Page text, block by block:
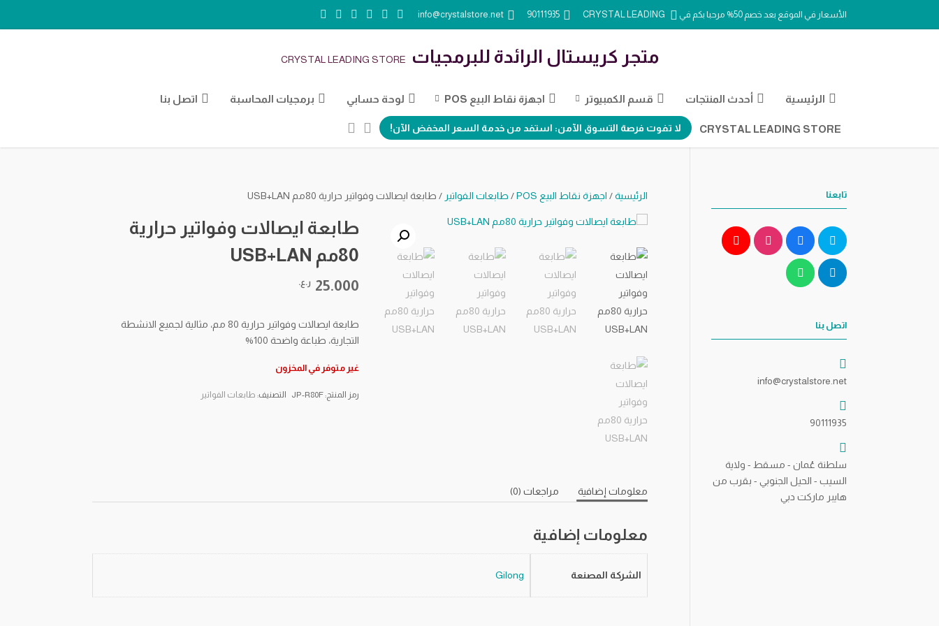
الأسعار في الموقع بعد خصم 50% مرحبا بكم في CRYSTAL LEADING 90111935
info@crystalstore.net
متجر كريستال الرائدة للبرمجيات CRYSTAL LEADING STORE
الرئيسية أحدث المنتجات قسم الكمبيوتر اجهزة نقاط البيع POS لوحة حسابي برمجيات المحاسبة اتصل بنا
CRYSTAL LEADING STORE لا تفوت فرصة التسوق الآمن: استفد من خدمة السعر المخفض الآن!
الرئيسية/ اجهزة نقاط البيع POS / طابعات الفواتير / طابعة ايصالات وفواتير حرارية 80مم USB+LAN
طابعة ايصالات وفواتير حرارية
80مم USB+LAN
25.000 ر.ع.
طابعة ايصالات وفواتير حرارية 80 مم، مثالية لجميع الانشطة
التجارية، طباعة واضحة 100%
غير متوفر في المخزون
رمز المنتج:JP-R80F التصنيف: طابعات الفواتير
معلومات إضافية مراجعات (0)
معلومات إضافية
الشركة المصنعة Gilong
تابعنا
اتصل بنا
info@crystalstore.net
90111935
سلطنة عُمان - مسقط - ولاية
السيب - الحيل الجنوبي - بقرب من
هايبر ماركت دبي